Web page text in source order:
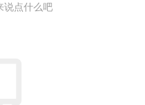
说点什么吧